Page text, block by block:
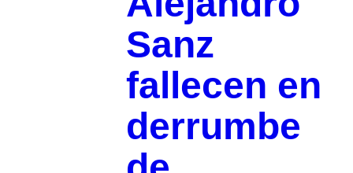
Sanz
fallecen en
derrumbe